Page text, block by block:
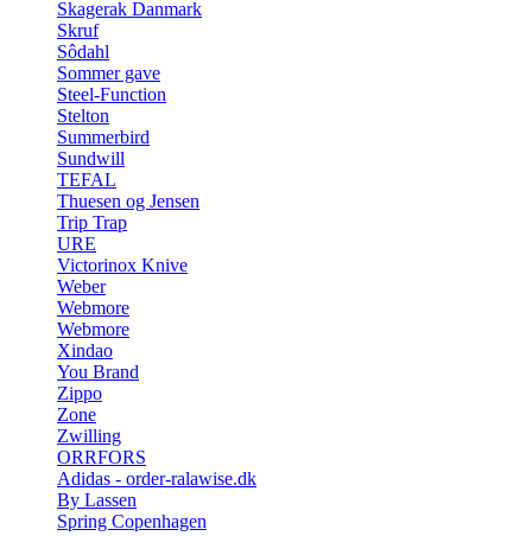
Skagerak Danmark
Skruf
Sôdahl
Sommer gave
Steel-Function
Stelton
Summerbird
Sundwill
TEFAL
Thuesen og Jensen
Trip Trap
URE
Victorinox Knive
Weber
Webmore
Webmore
Xindao
You Brand
Zippo
Zone
Zwilling
ORRFORS
Adidas - order-ralawise.dk
By Lassen
Spring Copenhagen